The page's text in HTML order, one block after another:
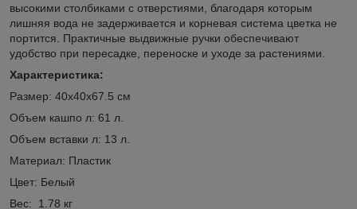
высокими столбиками с отверстиями, благодаря которым
лишняя вода не задерживается и корневая система цветка не
портится. Практичные выдвижные ручки обеспечивают
удобство при пересадке, переноске и уходе за растениями.
Характеристика:
Размер: 40х40х67.5 см
Объем кашпо л: 61 л.
Объем вставки л: 13 л.
Материал: Пластик
Цвет: Белый
Вес: 1.78 кг